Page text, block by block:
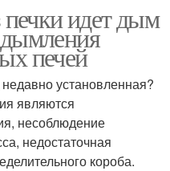
печки идет дым
печей
установленная?
являются
несоблюдение
недостаточная
короба.